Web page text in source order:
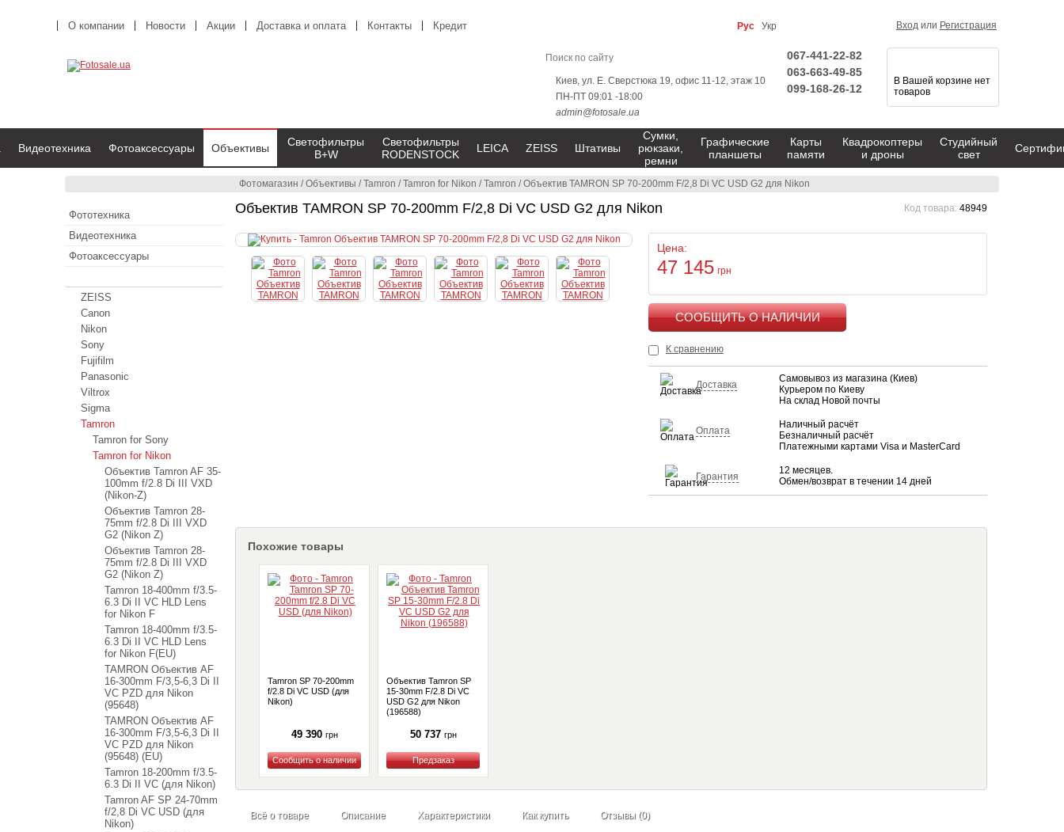
Фотомагазин /Объективы /Tamron /Tamron for Nikon /Tamron /Объектив TAMRON SP 70-200mm F/2,8 Di VC USD G2 для Nikon
Объектив TAMRON SP 70-200mm F/2,8 Di VC USD G2 для Nikon Код товара: 48949
Цена:
47 145 грн
К сравнению
Доставка
Самовывоз из магазина (Киев)
Курьером по Киеву
На склад Новой почты
Оплата
Наличный расчёт
Безналичный расчёт
Платежными картами Visa и MasterCard
Гарантия
12 месяцев.
Обмен/возврат в течении 14 дней
Похожие товары
Tamron SP 70-200mm
f/2.8 Di VC USD (для
Nikon)
49 390 грн
Купить
Объектив Tamron SP
15-30mm F/2.8 Di VC
USD G2 для Nikon
(196588)
50 737 грн
Купить
Всё о товаре Описание Характеристики Как купить Отзывы (0)
О компании Новости Акции Доставка и оплата Контакты Кредит Рус Укр Вход или Регистрация
Киев, ул. Е. Сверстюка 19, офис 11-12, этаж 10
ПН-ПТ 09:01 -18:00
admin@fotosale.ua
067-441-22-82
063-663-49-85
099-168-26-12
В Вашей корзине нет
товаров
Видеотехника Фотоаксессуары Объективы
Светофильтры
B+W
Светофильтры
RODENSTOCK
LEICA ZEISS Штативы
Сумки,
рюкзаки,
ремни
Графические
планшеты
Карты
памяти
Квадрокоптеры
и дроны
Студийный
свет
Фототехника
Видеотехника
Фотоаксессуары
ZEISS
Canon
Nikon
Sony
Fujifilm
Panasonic
Viltrox
Sigma
Tamron
Tamron for Sony
Tamron for Nikon
Объектив Tamron AF 35-
100mm f/2.8 Di III VXD
(Nikon-Z)
Объектив Tamron 28-
75mm f/2.8 Di III VXD
G2 (Nikon Z)
Объектив Tamron 28-
75mm f/2.8 Di III VXD
G2 (Nikon Z)
Tamron 18-400mm f/3.5-
6.3 Di II VC HLD Lens
for Nikon F
Tamron 18-400mm f/3.5-
6.3 Di II VC HLD Lens
for Nikon F(EU)
TAMRON Объектив AF
16-300mm F/3,5-6,3 Di II
VC PZD для Nikon
(95648)
TAMRON Объектив AF
16-300mm F/3,5-6,3 Di II
VC PZD для Nikon
(95648) (EU)
Tamron 18-200mm f/3.5-
6.3 Di II VC (для Nikon)
Tamron AF SP 24-70mm
f/2,8 Di VC USD (для
Nikon)